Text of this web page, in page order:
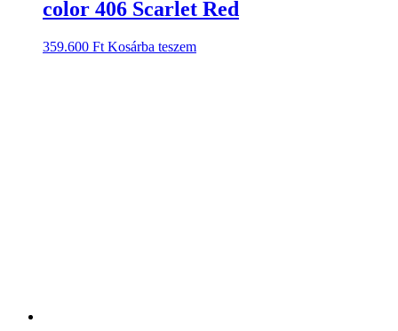
color 406 Scarlet Red
359.600 Ft Kosárba teszem